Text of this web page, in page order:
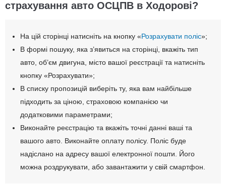
страхування авто ОСЦПВ в Ходорові?
На цій сторінці натисніть на кнопку «Розрахувати поліс»;
В формі пошуку, яка з’явиться на сторінці, вкажіть тип
авто, об’єм двигуна, місто вашої реєстрації та натисніть
кнопку «Розрахувати»;
В списку пропозицій виберіть ту, яка вам найбільше
підходить за ціною, страховою компанією чи
додатковими параметрами;
Виконайте реєстрацію та вкажіть точні данні ваші та
вашого авто. Виконайте оплату полісу. Поліс буде
надіслано на адресу вашої електронної пошти. Його
можна роздрукувати, або завантажити у свій смартфон.